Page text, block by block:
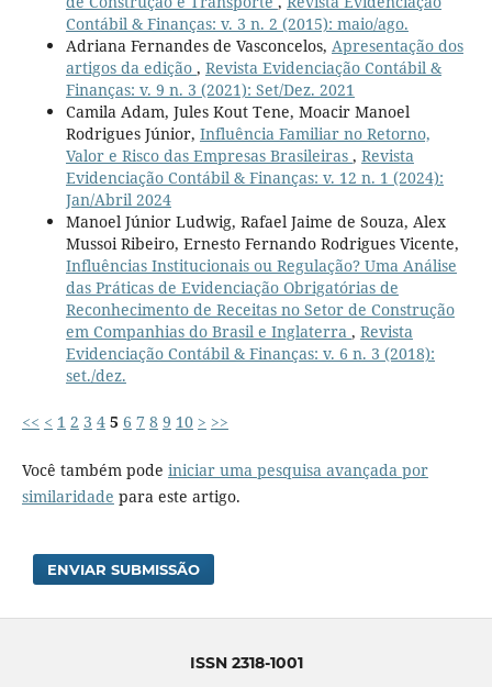
Contábil & Finanças: v. 3 n. 2 (2015): maio/ago.
Adriana Fernandes de Vasconcelos, Apresentação dos
artigos da edição , Revista Evidenciação Contábil &
Finanças: v. 9 n. 3 (2021): Set/Dez. 2021
Camila Adam, Jules Kout Tene, Moacir Manoel
Rodrigues Júnior, Influência Familiar no Retorno,
Valor e Risco das Empresas Brasileiras , Revista
Evidenciação Contábil & Finanças: v. 12 n. 1 (2024):
Jan/Abril 2024
Manoel Júnior Ludwig, Rafael Jaime de Souza, Alex
Mussoi Ribeiro, Ernesto Fernando Rodrigues Vicente,
Influências Institucionais ou Regulação? Uma Análise
das Práticas de Evidenciação Obrigatórias de
Reconhecimento de Receitas no Setor de Construção
em Companhias do Brasil e Inglaterra , Revista
Evidenciação Contábil & Finanças: v. 6 n. 3 (2018):
set./dez.
<< < 1 2 3 4 5 6 7 8 9 10 > >>
Você também pode iniciar uma pesquisa avançada por
similaridade para este artigo.
ENVIAR SUBMISSÃO
ISSN 2318-1001